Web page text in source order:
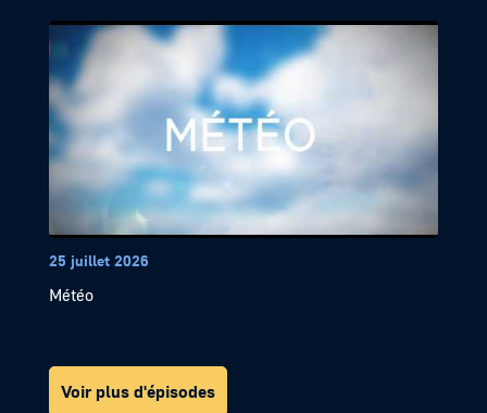
25 juillet 2026
Météo
Voir plus d'épisodes